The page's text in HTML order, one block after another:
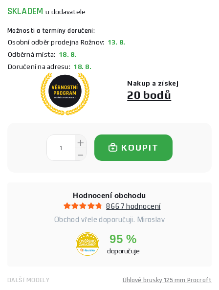
SKLADEMu dodavatele
Možnosti a termíny doručení:
Osobní odběr prodejna Rožnov: 13. 8.
Odběrná místa: 18. 8.
Doručení na adresu: 18. 8.
Nakup a získej
20 bodů
KOUPIT
Hodnocení obchodu
8667 hodnocení
Obchod vřele doporučuji. Miroslav
95 %
doporučuje
DALŠÍ MODELY Úhlové brusky 125 mm Procraft